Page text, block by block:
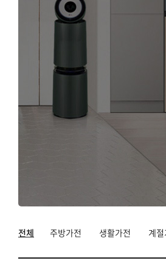
취미/레저/헬스
반려동물 용품
전체 주방가전 생활가전 계